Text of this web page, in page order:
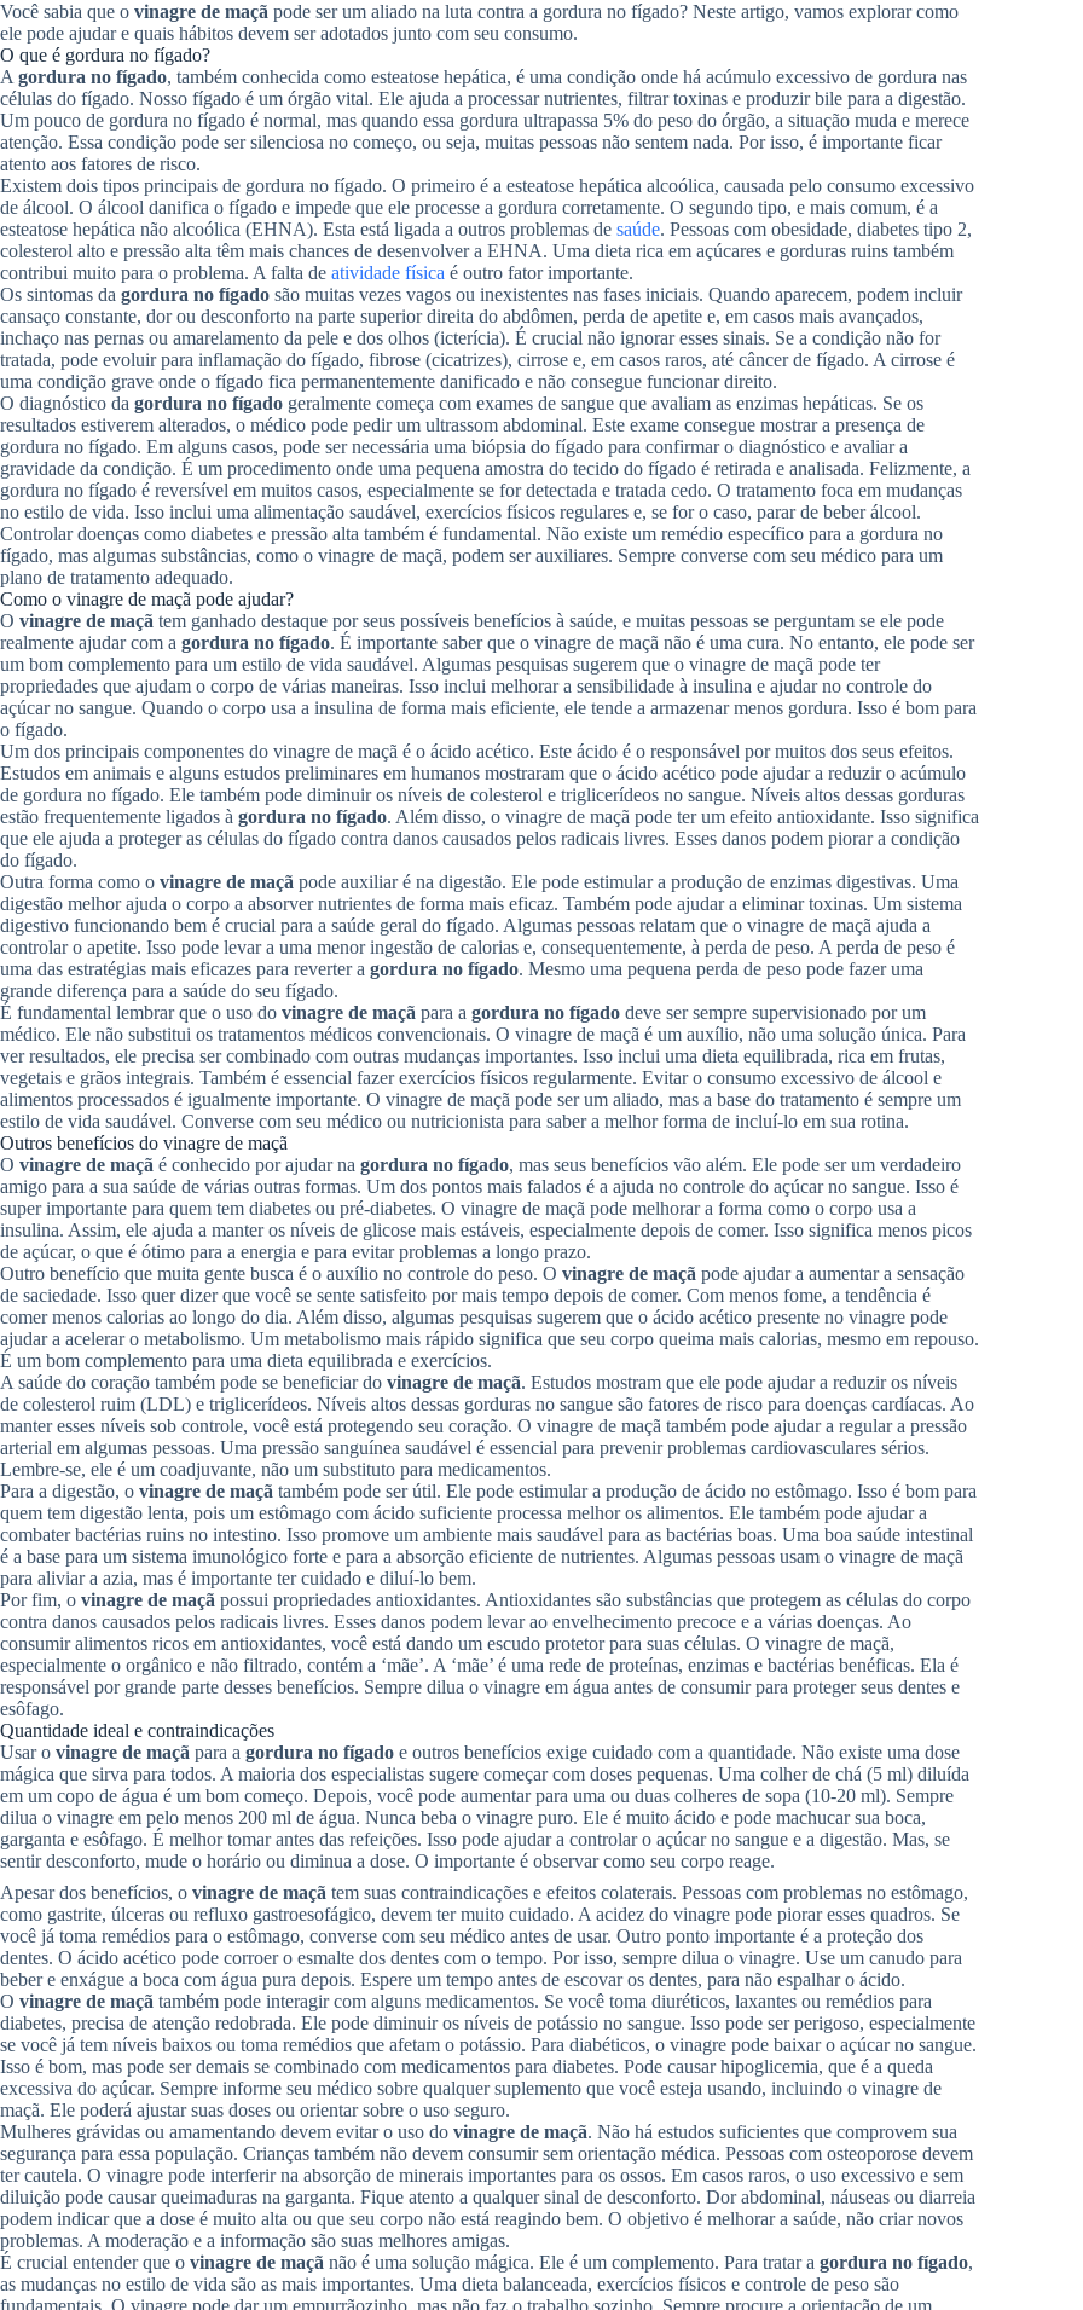
Você sabia que o vinagre de maçã pode ser um aliado na luta contra a gordura no fígado? Neste artigo, vamos explorar como
ele pode ajudar e quais hábitos devem ser adotados junto com seu consumo.
O que é gordura no fígado?
Agordura no fígado, também conhecida como esteatose hepática, é uma condição onde há acúmulo excessivo de gordura nas
células do fígado. Nosso fígado é um órgão vital. Ele ajuda a processar nutrientes, filtrar toxinas e produzir bile para a digestão.
Um pouco de gordura no fígado é normal, mas quando essa gordura ultrapassa 5% do peso do órgão, a situação muda e merece
atenção. Essa condição pode ser silenciosa no começo, ou seja, muitas pessoas não sentem nada. Por isso, é importante ficar
atento aos fatores de risco.
Existem dois tipos principais de gordura no fígado. O primeiro é a esteatose hepática alcoólica, causada pelo consumo excessivo
de álcool. O álcool danifica o fígado e impede que ele processe a gordura corretamente. O segundo tipo, e mais comum, é a
esteatose hepática não alcoólica (EHNA). Esta está ligada a outros problemas de saúde. Pessoas com obesidade, diabetes tipo 2,
colesterol alto e pressão alta têm mais chances de desenvolver a EHNA. Uma dieta rica em açúcares e gorduras ruins também
contribui muito para o problema. A falta de atividade física é outro fator importante.
Os sintomas da gordura no fígado são muitas vezes vagos ou inexistentes nas fases iniciais. Quando aparecem, podem incluir
cansaço constante, dor ou desconforto na parte superior direita do abdômen, perda de apetite e, em casos mais avançados,
inchaço nas pernas ou amarelamento da pele e dos olhos (icterícia). É crucial não ignorar esses sinais. Se a condição não for
tratada, pode evoluir para inflamação do fígado, fibrose (cicatrizes), cirrose e, em casos raros, até câncer de fígado. A cirrose é
uma condição grave onde o fígado fica permanentemente danificado e não consegue funcionar direito.
O diagnóstico da gordura no fígado geralmente começa com exames de sangue que avaliam as enzimas hepáticas. Se os
resultados estiverem alterados, o médico pode pedir um ultrassom abdominal. Este exame consegue mostrar a presença de
gordura no fígado. Em alguns casos, pode ser necessária uma biópsia do fígado para confirmar o diagnóstico e avaliar a
gravidade da condição. É um procedimento onde uma pequena amostra do tecido do fígado é retirada e analisada. Felizmente, a
gordura no fígado é reversível em muitos casos, especialmente se for detectada e tratada cedo. O tratamento foca em mudanças
no estilo de vida. Isso inclui uma alimentação saudável, exercícios físicos regulares e, se for o caso, parar de beber álcool.
Controlar doenças como diabetes e pressão alta também é fundamental. Não existe um remédio específico para a gordura no
fígado, mas algumas substâncias, como o vinagre de maçã, podem ser auxiliares. Sempre converse com seu médico para um
plano de tratamento adequado.
Como o vinagre de maçã pode ajudar?
O vinagre de maçã tem ganhado destaque por seus possíveis benefícios à saúde, e muitas pessoas se perguntam se ele pode
realmente ajudar com a gordura no fígado. É importante saber que o vinagre de maçã não é uma cura. No entanto, ele pode ser
um bom complemento para um estilo de vida saudável. Algumas pesquisas sugerem que o vinagre de maçã pode ter
propriedades que ajudam o corpo de várias maneiras. Isso inclui melhorar a sensibilidade à insulina e ajudar no controle do
açúcar no sangue. Quando o corpo usa a insulina de forma mais eficiente, ele tende a armazenar menos gordura. Isso é bom para
o fígado.
Um dos principais componentes do vinagre de maçã é o ácido acético. Este ácido é o responsável por muitos dos seus efeitos.
Estudos em animais e alguns estudos preliminares em humanos mostraram que o ácido acético pode ajudar a reduzir o acúmulo
de gordura no fígado. Ele também pode diminuir os níveis de colesterol e triglicerídeos no sangue. Níveis altos dessas gorduras
estão frequentemente ligados à gordura no fígado. Além disso, o vinagre de maçã pode ter um efeito antioxidante. Isso significa
que ele ajuda a proteger as células do fígado contra danos causados pelos radicais livres. Esses danos podem piorar a condição
do fígado.
Outra forma como o vinagre de maçã pode auxiliar é na digestão. Ele pode estimular a produção de enzimas digestivas. Uma
digestão melhor ajuda o corpo a absorver nutrientes de forma mais eficaz. Também pode ajudar a eliminar toxinas. Um sistema
digestivo funcionando bem é crucial para a saúde geral do fígado. Algumas pessoas relatam que o vinagre de maçã ajuda a
controlar o apetite. Isso pode levar a uma menor ingestão de calorias e, consequentemente, à perda de peso. A perda de peso é
uma das estratégias mais eficazes para reverter a gordura no fígado. Mesmo uma pequena perda de peso pode fazer uma
grande diferença para a saúde do seu fígado.
É fundamental lembrar que o uso do vinagre de maçã para a gordura no fígado deve ser sempre supervisionado por um
médico. Ele não substitui os tratamentos médicos convencionais. O vinagre de maçã é um auxílio, não uma solução única. Para
ver resultados, ele precisa ser combinado com outras mudanças importantes. Isso inclui uma dieta equilibrada, rica em frutas,
vegetais e grãos integrais. Também é essencial fazer exercícios físicos regularmente. Evitar o consumo excessivo de álcool e
alimentos processados é igualmente importante. O vinagre de maçã pode ser um aliado, mas a base do tratamento é sempre um
estilo de vida saudável. Converse com seu médico ou nutricionista para saber a melhor forma de incluí-lo em sua rotina.
Outros benefícios do vinagre de maçã
O vinagre de maçã é conhecido por ajudar na gordura no fígado, mas seus benefícios vão além. Ele pode ser um verdadeiro
amigo para a sua saúde de várias outras formas. Um dos pontos mais falados é a ajuda no controle do açúcar no sangue. Isso é
super importante para quem tem diabetes ou pré-diabetes. O vinagre de maçã pode melhorar a forma como o corpo usa a
insulina. Assim, ele ajuda a manter os níveis de glicose mais estáveis, especialmente depois de comer. Isso significa menos picos
de açúcar, o que é ótimo para a energia e para evitar problemas a longo prazo.
Outro benefício que muita gente busca é o auxílio no controle do peso. O vinagre de maçã pode ajudar a aumentar a sensação
de saciedade. Isso quer dizer que você se sente satisfeito por mais tempo depois de comer. Com menos fome, a tendência é
comer menos calorias ao longo do dia. Além disso, algumas pesquisas sugerem que o ácido acético presente no vinagre pode
ajudar a acelerar o metabolismo. Um metabolismo mais rápido significa que seu corpo queima mais calorias, mesmo em repouso.
É um bom complemento para uma dieta equilibrada e exercícios.
A saúde do coração também pode se beneficiar do vinagre de maçã. Estudos mostram que ele pode ajudar a reduzir os níveis
de colesterol ruim (LDL) e triglicerídeos. Níveis altos dessas gorduras no sangue são fatores de risco para doenças cardíacas. Ao
manter esses níveis sob controle, você está protegendo seu coração. O vinagre de maçã também pode ajudar a regular a pressão
arterial em algumas pessoas. Uma pressão sanguínea saudável é essencial para prevenir problemas cardiovasculares sérios.
Lembre-se, ele é um coadjuvante, não um substituto para medicamentos.
Para a digestão, o vinagre de maçã também pode ser útil. Ele pode estimular a produção de ácido no estômago. Isso é bom para
quem tem digestão lenta, pois um estômago com ácido suficiente processa melhor os alimentos. Ele também pode ajudar a
combater bactérias ruins no intestino. Isso promove um ambiente mais saudável para as bactérias boas. Uma boa saúde intestinal
é a base para um sistema imunológico forte e para a absorção eficiente de nutrientes. Algumas pessoas usam o vinagre de maçã
para aliviar a azia, mas é importante ter cuidado e diluí-lo bem.
Por fim, o vinagre de maçã possui propriedades antioxidantes. Antioxidantes são substâncias que protegem as células do corpo
contra danos causados pelos radicais livres. Esses danos podem levar ao envelhecimento precoce e a várias doenças. Ao
consumir alimentos ricos em antioxidantes, você está dando um escudo protetor para suas células. O vinagre de maçã,
especialmente o orgânico e não filtrado, contém a ‘mãe’. A ‘mãe’ é uma rede de proteínas, enzimas e bactérias benéficas. Ela é
responsável por grande parte desses benefícios. Sempre dilua o vinagre em água antes de consumir para proteger seus dentes e
esôfago.
Quantidade ideal e contraindicações
Usar o vinagre de maçã para a gordura no fígado e outros benefícios exige cuidado com a quantidade. Não existe uma dose
mágica que sirva para todos. A maioria dos especialistas sugere começar com doses pequenas. Uma colher de chá (5 ml) diluída
em um copo de água é um bom começo. Depois, você pode aumentar para uma ou duas colheres de sopa (10-20 ml). Sempre
dilua o vinagre em pelo menos 200 ml de água. Nunca beba o vinagre puro. Ele é muito ácido e pode machucar sua boca,
garganta e esôfago. É melhor tomar antes das refeições. Isso pode ajudar a controlar o açúcar no sangue e a digestão. Mas, se
sentir desconforto, mude o horário ou diminua a dose. O importante é observar como seu corpo reage.
Apesar dos benefícios, o vinagre de maçã tem suas contraindicações e efeitos colaterais. Pessoas com problemas no estômago,
como gastrite, úlceras ou refluxo gastroesofágico, devem ter muito cuidado. A acidez do vinagre pode piorar esses quadros. Se
você já toma remédios para o estômago, converse com seu médico antes de usar. Outro ponto importante é a proteção dos
dentes. O ácido acético pode corroer o esmalte dos dentes com o tempo. Por isso, sempre dilua o vinagre. Use um canudo para
beber e enxágue a boca com água pura depois. Espere um tempo antes de escovar os dentes, para não espalhar o ácido.
O vinagre de maçã também pode interagir com alguns medicamentos. Se você toma diuréticos, laxantes ou remédios para
diabetes, precisa de atenção redobrada. Ele pode diminuir os níveis de potássio no sangue. Isso pode ser perigoso, especialmente
se você já tem níveis baixos ou toma remédios que afetam o potássio. Para diabéticos, o vinagre pode baixar o açúcar no sangue.
Isso é bom, mas pode ser demais se combinado com medicamentos para diabetes. Pode causar hipoglicemia, que é a queda
excessiva do açúcar. Sempre informe seu médico sobre qualquer suplemento que você esteja usando, incluindo o vinagre de
maçã. Ele poderá ajustar suas doses ou orientar sobre o uso seguro.
Mulheres grávidas ou amamentando devem evitar o uso do vinagre de maçã. Não há estudos suficientes que comprovem sua
segurança para essa população. Crianças também não devem consumir sem orientação médica. Pessoas com osteoporose devem
ter cautela. O vinagre pode interferir na absorção de minerais importantes para os ossos. Em casos raros, o uso excessivo e sem
diluição pode causar queimaduras na garganta. Fique atento a qualquer sinal de desconforto. Dor abdominal, náuseas ou diarreia
podem indicar que a dose é muito alta ou que seu corpo não está reagindo bem. O objetivo é melhorar a saúde, não criar novos
problemas. A moderação e a informação são suas melhores amigas.
É crucial entender que o vinagre de maçã não é uma solução mágica. Ele é um complemento. Para tratar a gordura no fígado,
as mudanças no estilo de vida são as mais importantes. Uma dieta balanceada, exercícios físicos e controle de peso são